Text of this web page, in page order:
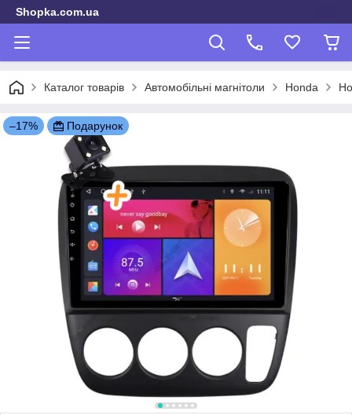
Shopka.com.ua
Каталог товарів Автомобільні магнітоли Honda
–17% Подарунок